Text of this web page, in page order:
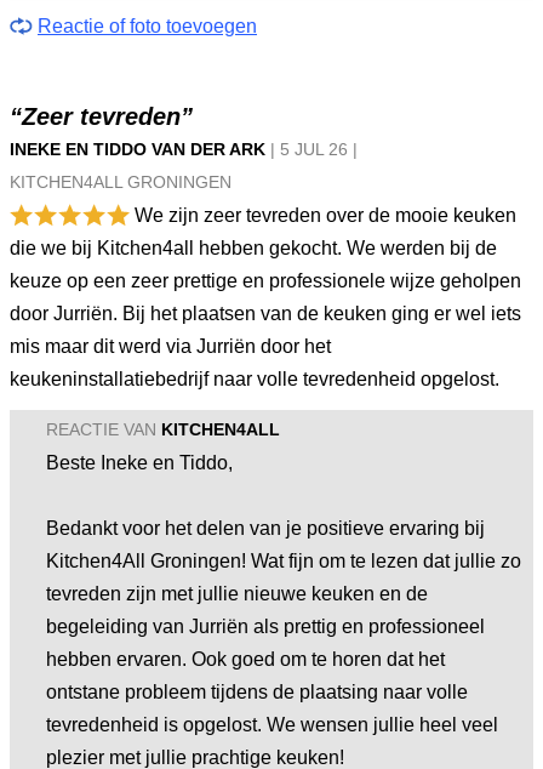
Reactie of foto toevoegen
“Zeer tevreden”
INEKE EN TIDDO VAN DER ARK | 5 JUL 26 |
KITCHEN4ALL GRONINGEN
We zijn zeer tevreden over de mooie keuken
die we bij Kitchen4all hebben gekocht. We werden bij de
keuze op een zeer prettige en professionele wijze geholpen
door Jurriën. Bij het plaatsen van de keuken ging er wel iets
mis maar dit werd via Jurriën door het
keukeninstallatiebedrijf naar volle tevredenheid opgelost.
REACTIE VAN KITCHEN4ALL
Beste Ineke en Tiddo,
Bedankt voor het delen van je positieve ervaring bij
Kitchen4All Groningen! Wat fijn om te lezen dat jullie zo
tevreden zijn met jullie nieuwe keuken en de
begeleiding van Jurriën als prettig en professioneel
hebben ervaren. Ook goed om te horen dat het
ontstane probleem tijdens de plaatsing naar volle
tevredenheid is opgelost. We wensen jullie heel veel
plezier met jullie prachtige keuken!